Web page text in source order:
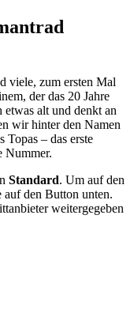
viele, zum ersten Mal
der das 20 Jahre
alt und denkt an
wir hinter den Namen
Topas – das erste
Nummer.
Standard. Um auf den
den Button unten.
weitergegeben